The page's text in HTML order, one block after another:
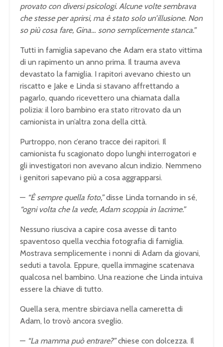
provato con diversi psicologi. Alcune volte sembrava
che stesse per aprirsi, ma è stato solo un’illusione. Non
so più cosa fare, Gina… sono semplicemente stanca.”
Tutti in famiglia sapevano che Adam era stato vittima
di un rapimento un anno prima. Il trauma aveva
devastato la famiglia. I rapitori avevano chiesto un
riscatto e Jake e Linda si stavano affrettando a
pagarlo, quando ricevettero una chiamata dalla
polizia: il loro bambino era stato ritrovato da un
camionista in un’altra zona della città.
Purtroppo, non c’erano tracce dei rapitori. Il
camionista fu scagionato dopo lunghi interrogatori e
gli investigatori non avevano alcun indizio. Nemmeno
i genitori sapevano più a cosa aggrapparsi.
— “È sempre quella foto,”disse Linda tornando in sé,
“ogni volta che la vede, Adam scoppia in lacrime.”
Nessuno riusciva a capire cosa avesse di tanto
spaventoso quella vecchia fotografia di famiglia.
Mostrava semplicemente i nonni di Adam da giovani,
seduti a tavola. Eppure, quella immagine scatenava
qualcosa nel bambino. Una reazione che Linda intuiva
essere la chiave di tutto.
Quella sera, mentre sbirciava nella cameretta di
Adam, lo trovò ancora sveglio.
— “La mamma può entrare?”chiese con dolcezza. Il